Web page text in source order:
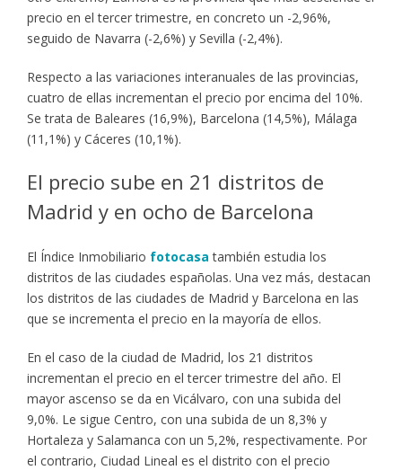
precio en el tercer trimestre, en concreto un -2,96%,
seguido de Navarra (-2,6%) y Sevilla (-2,4%).
Respecto a las variaciones interanuales de las provincias,
cuatro de ellas incrementan el precio por encima del 10%.
Se trata de Baleares (16,9%), Barcelona (14,5%), Málaga
(11,1%) y Cáceres (10,1%).
El precio sube en 21 distritos de
Madrid y en ocho de Barcelona
El Índice Inmobiliario fotocasa también estudia los
distritos de las ciudades españolas. Una vez más, destacan
los distritos de las ciudades de Madrid y Barcelona en las
que se incrementa el precio en la mayoría de ellos.
En el caso de la ciudad de Madrid, los 21 distritos
incrementan el precio en el tercer trimestre del año. El
mayor ascenso se da en Vicálvaro, con una subida del
9,0%. Le sigue Centro, con una subida de un 8,3% y
Hortaleza y Salamanca con un 5,2%, respectivamente. Por
el contrario, Ciudad Lineal es el distrito con el precio